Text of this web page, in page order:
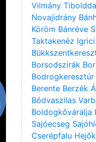
Vilmány
Novajidrány
Köröm Bánréve
Taktakenéz Igrici
Borsodszirák
Bodrogkeresztúr
Berente Berzék
Bódvaszilas
Boldogkőváralja
Sajóecseg
Cserépfalu